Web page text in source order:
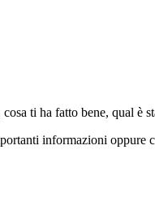
ti ha fatto bene, qual è
informazioni